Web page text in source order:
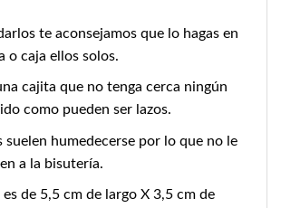
te aconsejamos que lo hagas en
o caja ellos solos.
cajita que no tenga cerca ningún
como pueden ser lazos.
suelen humedecerse por lo que no le
a la bisutería.
es de 5,5 cm de largo X 3,5 cm de